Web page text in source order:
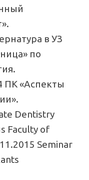
в УЗ
по
ПК «Аспекты
Dentistry
Faculty of
Seminar